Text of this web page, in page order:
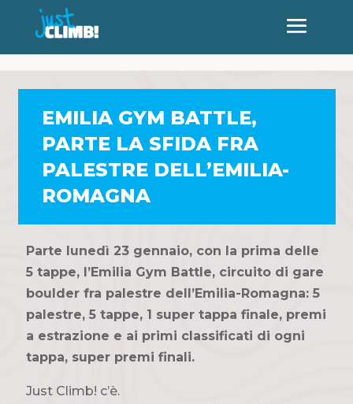
EMILIA GYM BATTLE,
PARTE LA SFIDA FRA
PALESTRE DELL’EMILIA-
ROMAGNA
Parte lunedì 23 gennaio, con la prima delle
5 tappe, l’Emilia Gym Battle, circuito di gare
boulder fra palestre dell’Emilia-Romagna: 5
palestre, 5 tappe, 1 super tappa finale, premi
a estrazione e ai primi classificati di ogni
tappa, super premi finali.
Just Climb! c’è.